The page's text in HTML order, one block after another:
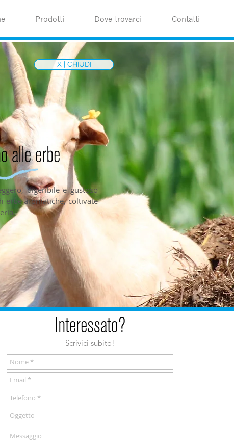
Prodotti Dove trovarci Contatti
X | CHIUDI
alle erbe
digeribile e gustoso
erbe aromatiche, coltivate
Interessato?
Scrivici subito!